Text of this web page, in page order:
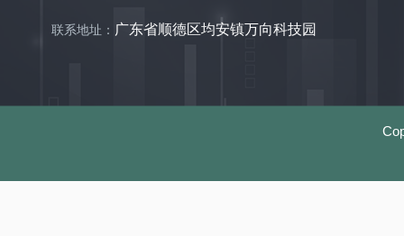
联系地址： 广东省顺德区均安镇万向科技园